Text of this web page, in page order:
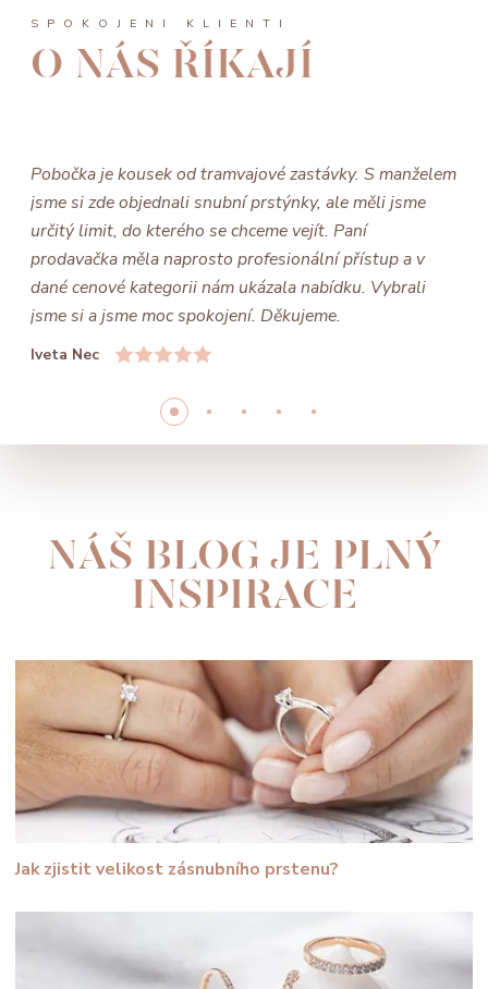
SPOKOJENÍ KLIENTI
O NÁS ŘÍKAJÍ
Pobočka je kousek od tramvajové zastávky. S manželem
jsme si zde objednali snubní prstýnky, ale měli jsme
určitý limit, do kterého se chceme vejít. Paní
prodavačka měla naprosto profesionální přístup a v
dané cenové kategorii nám ukázala nabídku. Vybrali
jsme si a jsme moc spokojení. Děkujeme.
Iveta Nec
NÁŠ BLOG JE PLNÝ
INSPIRACE
Jak zjistit velikost zásnubního prstenu?